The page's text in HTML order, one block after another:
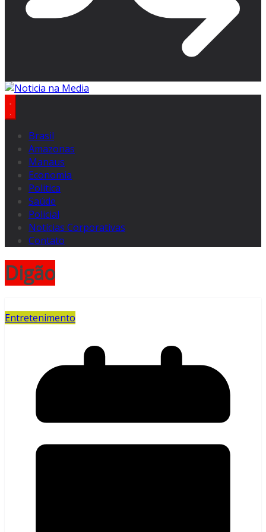
Brasil
Amazonas
Manaus
Economia
Politica
Saúde
Policial
Notícias Corporativas
Contato
Digão
Entretenimento